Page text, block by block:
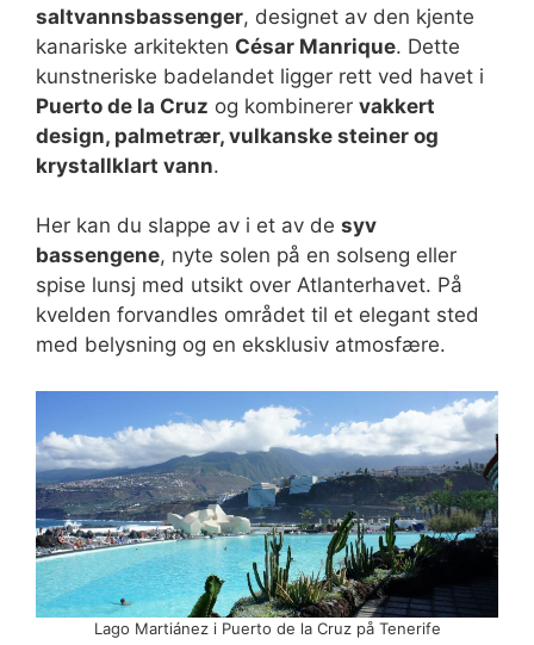
saltvannsbassenger, designet av den kjente
kanariske arkitekten César Manrique. Dette
kunstneriske badelandet ligger rett ved havet i
Puerto de la Cruz og kombinerer vakkert
design, palmetrær, vulkanske steiner og
krystallklart vann.
Her kan du slappe av i et av de syv
bassengene, nyte solen på en solseng eller
spise lunsj med utsikt over Atlanterhavet. På
kvelden forvandles området til et elegant sted
med belysning og en eksklusiv atmosfære.
Lago Martiánez i Puerto de la Cruz på Tenerife